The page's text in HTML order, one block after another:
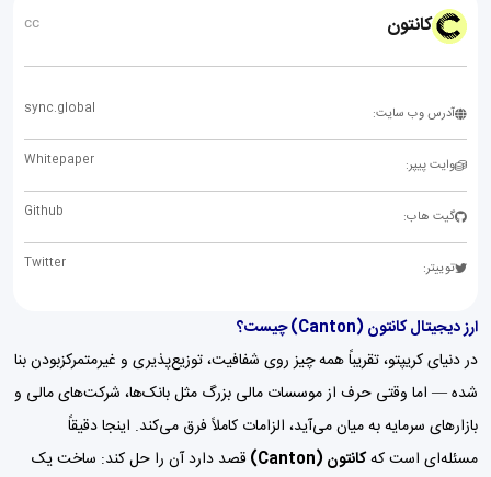
کانتون CC
آدرس وب سایت: sync.global
وایت پیپر: Whitepaper
گیت هاب: Github
توییتر: Twitter
ارز دیجیتال کانتون (Canton) چیست؟
در دنیای کریپتو، تقریباً همه چیز روی شفافیت، توزیع‌پذیری و غیرمتمرکزبودن بنا
شده — اما وقتی حرف از موسسات مالی بزرگ مثل بانک‌ها، شرکت‌های مالی و
بازارهای سرمایه به میان می‌آید، الزامات کاملاً فرق می‌کند. اینجا دقیقاً
مسئله‌ای است کهکانتون (Canton)
قصد دارد آن را حل کند: ساخت یک